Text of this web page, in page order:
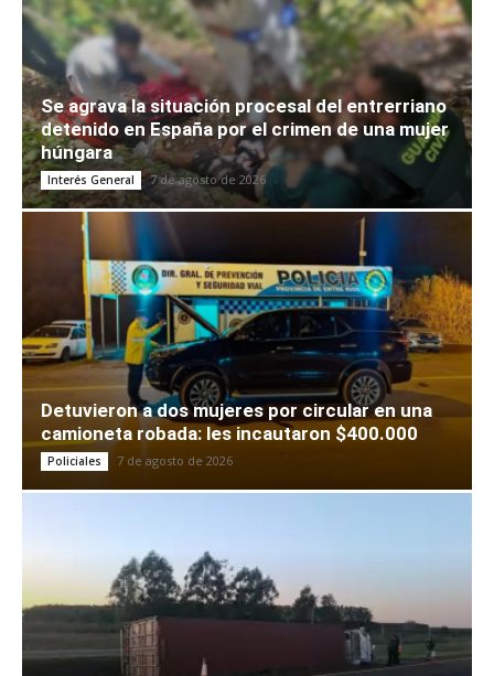
Se agrava la situación procesal del entrerriano
detenido en España por el crimen de una mujer
húngara
Interés General 7 de agosto de 2026
Detuvieron a dos mujeres por circular en una
camioneta robada: les incautaron $400.000
Policiales 7 de agosto de 2026